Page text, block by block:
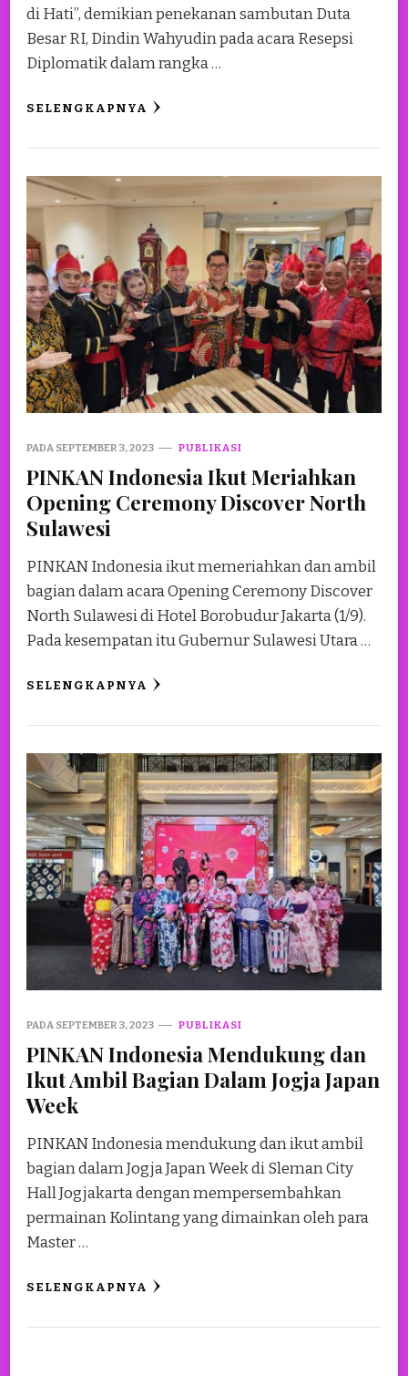
di Hati”, demikian penekanan sambutan Duta
Besar RI, Dindin Wahyudin pada acara Resepsi
Diplomatik dalam rangka …
SELENGKAPNYA
PADA SEPTEMBER 3, 2023 PUBLIKASI
PINKAN Indonesia Ikut Meriahkan
Opening Ceremony Discover North
Sulawesi
PINKAN Indonesia ikut memeriahkan dan ambil
bagian dalam acara Opening Ceremony Discover
North Sulawesi di Hotel Borobudur Jakarta (1/9).
Pada kesempatan itu Gubernur Sulawesi Utara …
SELENGKAPNYA
PADA SEPTEMBER 3, 2023 PUBLIKASI
PINKAN Indonesia Mendukung dan
Ikut Ambil Bagian Dalam Jogja Japan
Week
PINKAN Indonesia mendukung dan ikut ambil
bagian dalam Jogja Japan Week di Sleman City
Hall Jogjakarta dengan mempersembahkan
permainan Kolintang yang dimainkan oleh para
Master …
SELENGKAPNYA